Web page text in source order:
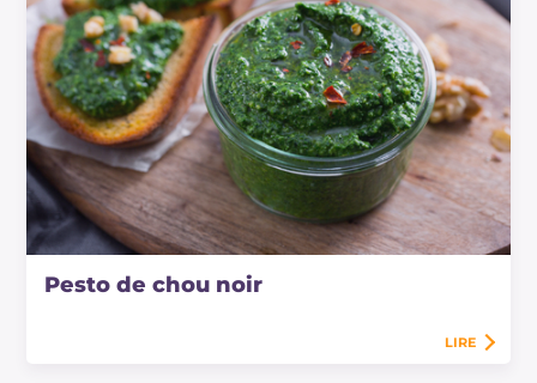
Pesto de chou noir
LIRE